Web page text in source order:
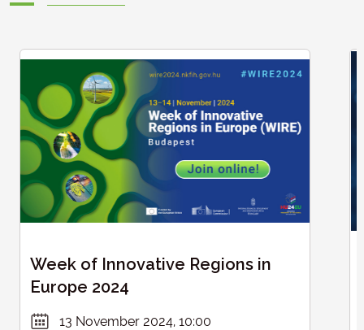
Week of Innovative Regions in
Europe 2024
13 November 2024, 10:00